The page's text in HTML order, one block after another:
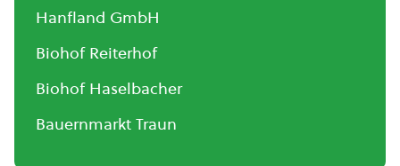
Hanfland GmbH
Biohof Reiterhof
Biohof Haselbacher
Bauernmarkt Traun